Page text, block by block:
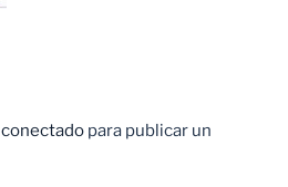
conectado para publicar un